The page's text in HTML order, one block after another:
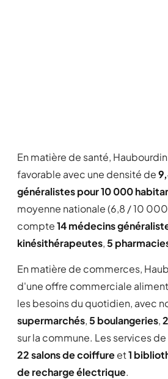
En matière de santé,
favorable avec une densité de
généralistes pour 10 000
moyenne nationale (6,8 / 10
compte14 médecins
kinésithérapeutes,5
En matière de commerces,
d'une offre commerciale
les besoins du quotidien, avec
supermarchés,5 boulangeries,
sur la commune. Les services
22 salons de coiffureet1
de recharge électrique.